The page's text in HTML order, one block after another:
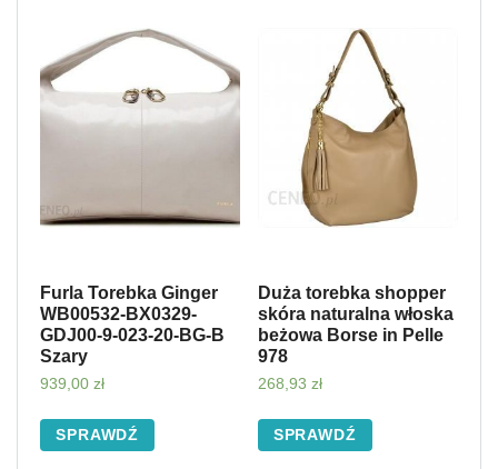
Furla Torebka Ginger
WB00532-BX0329-
GDJ00-9-023-20-BG-B
Szary
939,00 zł
SPRAWDŹ
Duża torebka shopper
skóra naturalna włoska
beżowa Borse in Pelle
978
268,93 zł
SPRAWDŹ